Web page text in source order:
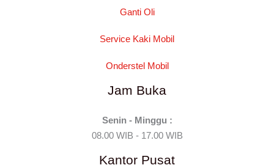
Ganti Oli
Service Kaki Mobil
Onderstel Mobil
Jam Buka
Senin - Minggu :
08.00 WIB - 17.00 WIB
Kantor Pusat